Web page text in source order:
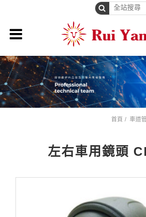
首頁 車道
左右車用鏡頭